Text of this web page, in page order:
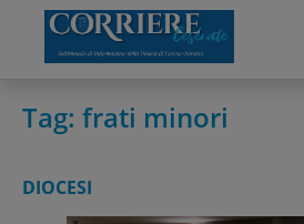
content
Tag: frati minori
DIOCESI